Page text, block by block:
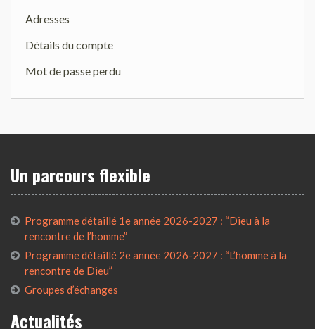
Adresses
Détails du compte
Mot de passe perdu
Un parcours flexible
Programme détaillé 1e année 2026-2027 : “Dieu à la
rencontre de l’homme”
Programme détaillé 2e année 2026-2027 : “L’homme à la
rencontre de Dieu”
Groupes d’échanges
Actualités